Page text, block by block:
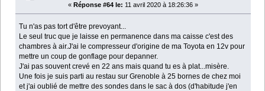
« Réponse #64 le: 11 avril 2020 à 18:26:36 »
Tu n'as pas tort d'être prevoyant...
Le seul truc que je laisse en permanence dans ma caisse c'est des
chambres à air.J'ai le compresseur d'origine de ma Toyota en 12v pour
mettre un coup de gonflage pour depanner.
J'ai pas souvent crevé en 22 ans mais quand tu es à plat...misère.
Une fois je suis parti au restau sur Grenoble à 25 bornes de chez moi
et j'ai oublié de mettre des sondes dans le sac à dos (d'habitude j'en